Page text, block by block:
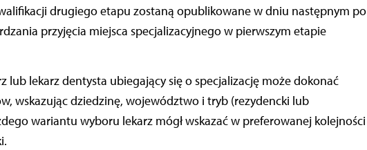
drugiego etapu zostaną opublikowane w dniu następnym po
przyjęcia miejsca specjalizacyjnego w pierwszym etapie
lub lekarz dentysta ubiegający się o specjalizację może dokonać
wskazując dziedzinę, województwo i tryb (rezydencki lub
wariantu wyboru lekarz mógł wskazać w preferowanej kolejności